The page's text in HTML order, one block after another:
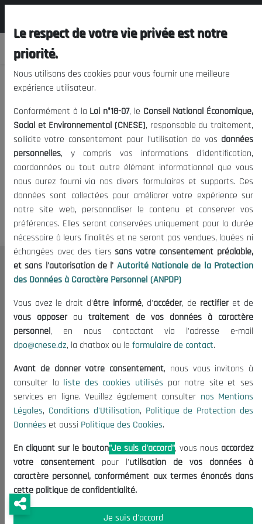
Date de publication: 10/03/2022 Tags: Afrique CNESE Politique
Visites: 701
30
Le CNESE
Organisation
Publications
Informations utiles
Appels d'offres et Consultations
Mentions Légales
Conditions d'Utilisation
Politique de Protection des Données
Politique des Cookies
Nous Contacter
(+213) 021 98 01 00|01|02
Le respect de votre vie privée est notre
priorité.
Nous utilisons des cookies pour vous fournir une meilleure
expérience utilisateur.
Conformément à la Loi n°18-07, le Conseil National Économique,
Social et Environnemental (CNESE), responsable du traitement,
sollicite votre consentement pour l'utilisation de vos données
personnelles, y compris vos informations d'identification,
coordonnées ou tout autre élément informationnel que vous
nous aurez fourni via nos divers formulaires et supports. Ces
données sont collectées pour améliorer votre expérience sur
notre site web, personnaliser le contenu et conserver vos
préférences. Elles seront conservées uniquement pour la durée
nécessaire à leurs finalités et ne seront pas vendues, louées ni
échangées avec des tierssans votre consentement préalable,
et sans l'autorisation de l' Autorité Nationale de la Protection
des Données à Caractère Personnel (ANPDP)
Vous avez le droit d'être informé, d'accéder, de rectifieret de
vous opposerautraitement de vos données à caractère
personnel, en nous contactant via l'adresse e-mail
dpo@cnese.dz, la chatbox ou le formulaire de contact.
Avant de donner votre consentement, nous vous invitons à
consulter la liste des cookies utilisés par notre site et ses
services en ligne. Veuillez également consulter nos Mentions
Légales, Conditions d'Utilisation, Politique de Protection des
Données et aussi Politique des Cookies.
En cliquant sur le bouton"Je suis d'accord", vous nous accordez
votre consentement pour l'utilisation de vos données à
caractère personnel, conformément aux termes énoncés dans
cette politique de confidentialité.
Je suis d'accord